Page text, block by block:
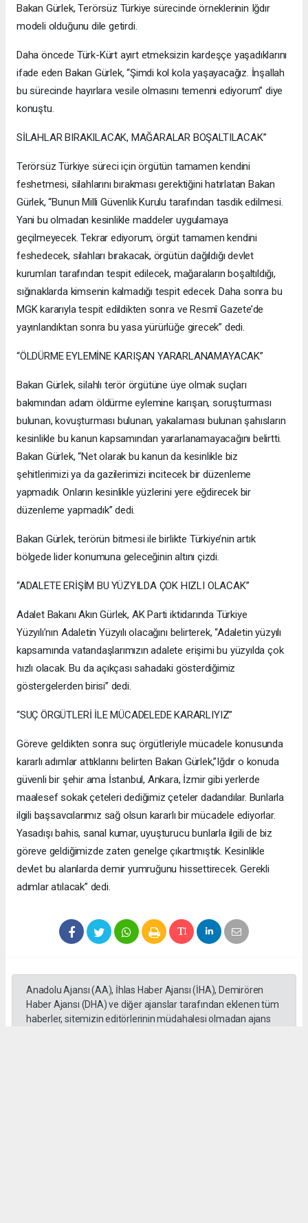
Bakan Gürlek, Terörsüz Türkiye sürecinde örneklerinin Iğdır
modeli olduğunu dile getirdi.
Daha öncede Türk-Kürt ayırt etmeksizin kardeşçe yaşadıklarını
ifade eden Bakan Gürlek, “Şimdi kol kola yaşayacağız. İnşallah
bu sürecinde hayırlara vesile olmasını temenni ediyorum” diye
konuştu.
SİLAHLAR BIRAKILACAK, MAĞARALAR BOŞALTILACAK”
Terörsüz Türkiye süreci için örgütün tamamen kendini
feshetmesi, silahlarını bırakması gerektiğini hatırlatan Bakan
Gürlek, “Bunun Milli Güvenlik Kurulu tarafından tasdik edilmesi.
Yani bu olmadan kesinlikle maddeler uygulamaya
geçilmeyecek. Tekrar ediyorum, örgüt tamamen kendini
feshedecek, silahları bırakacak, örgütün dağıldığı devlet
kurumları tarafından tespit edilecek, mağaraların boşaltıldığı,
sığınaklarda kimsenin kalmadığı tespit edecek. Daha sonra bu
MGK kararıyla tespit edildikten sonra ve Resmî Gazete’de
yayınlandıktan sonra bu yasa yürürlüğe girecek” dedi.
“ÖLDÜRME EYLEMİNE KARIŞAN YARARLANAMAYACAK”
Bakan Gürlek, silahlı terör örgütüne üye olmak suçları
bakımından adam öldürme eylemine karışan, soruşturması
bulunan, kovuşturması bulunan, yakalaması bulunan şahısların
kesinlikle bu kanun kapsamından yararlanamayacağını belirtti.
Bakan Gürlek, “Net olarak bu kanun da kesinlikle biz
şehitlerimizi ya da gazilerimizi incitecek bir düzenleme
yapmadık. Onların kesinlikle yüzlerini yere eğdirecek bir
düzenleme yapmadık” dedi.
Bakan Gürlek, terörün bitmesi ile birlikte Türkiye’nin artık
bölgede lider konumuna geleceğinin altını çizdi.
“ADALETE ERİŞİM BU YÜZYILDA ÇOK HIZLI OLACAK”
Adalet Bakanı Akın Gürlek, AK Parti iktidarında Türkiye
Yüzyılı’nın Adaletin Yüzyılı olacağını belirterek, “Adaletin yüzyılı
kapsamında vatandaşlarımızın adalete erişimi bu yüzyılda çok
hızlı olacak. Bu da açıkçası sahadaki gösterdiğimiz
göstergelerden birisi” dedi.
“SUÇ ÖRGÜTLERİ İLE MÜCADELEDE KARARLIYIZ”
Göreve geldikten sonra suç örgütleriyle mücadele konusunda
kararlı adımlar attıklarını belirten Bakan Gürlek,”Iğdır o konuda
güvenli bir şehir ama İstanbul, Ankara, İzmir gibi yerlerde
maalesef sokak çeteleri dediğimiz çeteler dadandılar. Bunlarla
ilgili başsavcılarımız sağ olsun kararlı bir mücadele ediyorlar.
Yasadışı bahis, sanal kumar, uyuşturucu bunlarla ilgili de biz
göreve geldiğimizde zaten genelge çıkartmıştık. Kesinlikle
devlet bu alanlarda demir yumruğunu hissettirecek. Gerekli
adımlar atılacak” dedi.
Anadolu Ajansı (AA), İhlas Haber Ajansı (İHA), Demirören
Haber Ajansı (DHA) ve diğer ajanslar tarafından eklenen tüm
haberler, sitemizin editörlerinin müdahalesi olmadan ajans